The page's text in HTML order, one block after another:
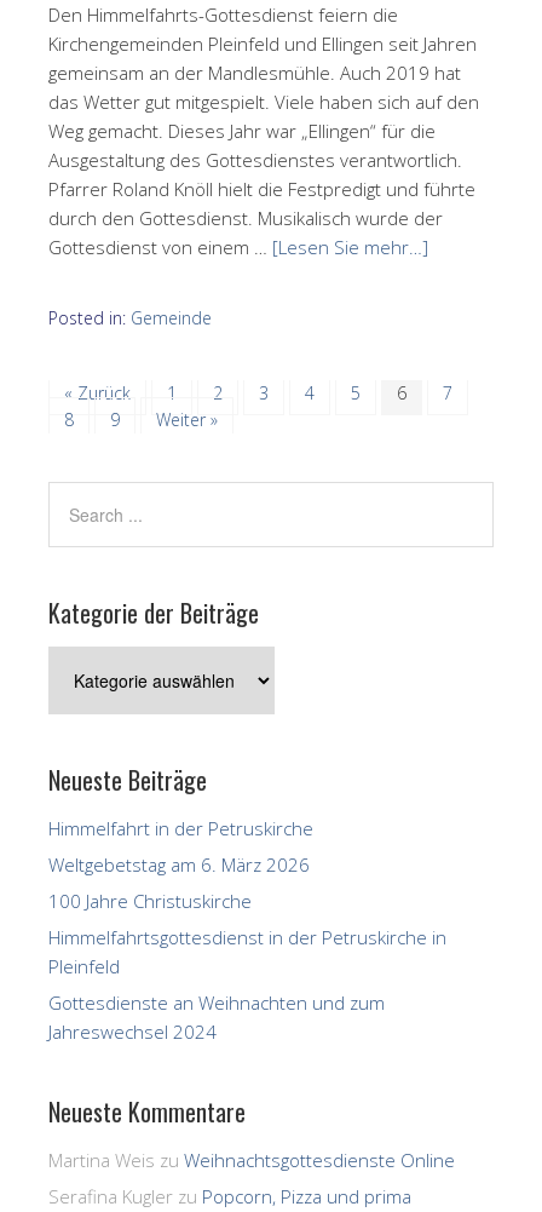
Den Himmelfahrts-Gottesdienst feiern die
Kirchengemeinden Pleinfeld und Ellingen seit Jahren
gemeinsam an der Mandlesmühle. Auch 2019 hat
das Wetter gut mitgespielt. Viele haben sich auf den
Weg gemacht. Dieses Jahr war „Ellingen“ für die
Ausgestaltung des Gottesdienstes verantwortlich.
Pfarrer Roland Knöll hielt die Festpredigt und führte
durch den Gottesdienst. Musikalisch wurde der
Gottesdienst von einem … [Lesen Sie mehr…]
Posted in: Gemeinde
« Zurück 1 2 3 4 5 6
7
8
9 Weiter »
Kategorie der Beiträge
der
Beiträge
Neueste Beiträge
Himmelfahrt in der Petruskirche
Weltgebetstag am 6. März 2026
100 Jahre Christuskirche
Himmelfahrtsgottesdienst in der Petruskirche in
Pleinfeld
Gottesdienste an Weihnachten und zum
Jahreswechsel 2024
Neueste Kommentare
Martina Weis zu Weihnachtsgottesdienste Online
Serafina Kugler zu Popcorn, Pizza und prima